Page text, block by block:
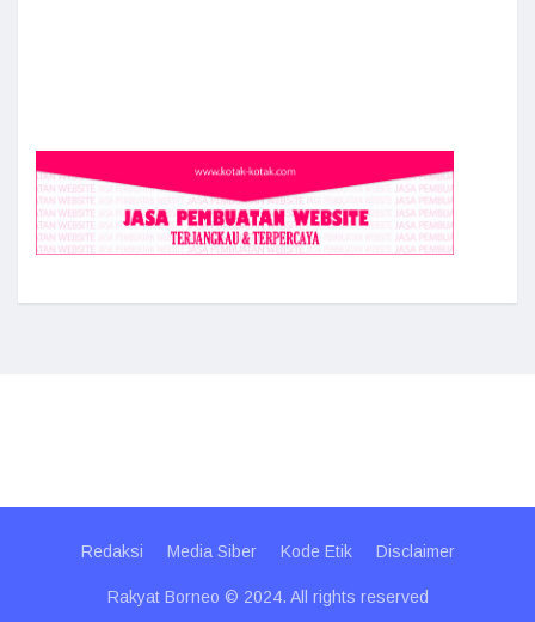
Redaksi Media Siber Kode Etik Disclaimer
Rakyat Borneo © 2024. All rights reserved